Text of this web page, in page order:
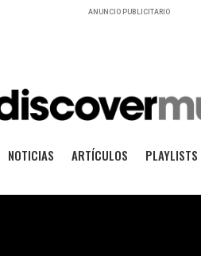
ANUNCIO PUBLICITARIO
NOTICIAS ARTÍCULOS PLAYLISTS